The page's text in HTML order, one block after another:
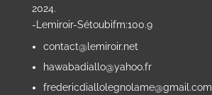
2024.
-Lemiroir-Sétoubifm:100.9
contact@lemiroir.net
hawabadiallo@yahoo.fr
fredericdiallolegnolame@gmail.com